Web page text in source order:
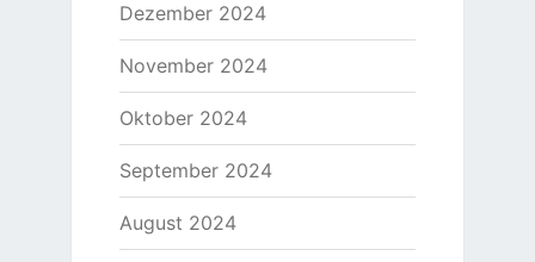
Dezember 2024
November 2024
Oktober 2024
September 2024
August 2024